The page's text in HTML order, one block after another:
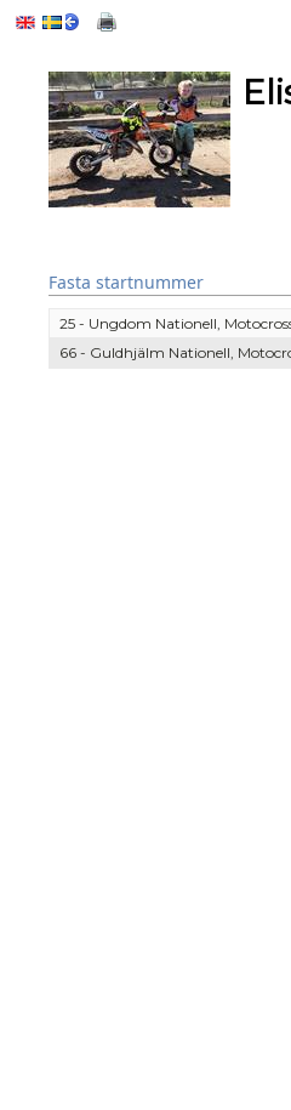
Fasta startnummer
25 - Ungdom Nationell,
66 - Guldhjälm Nationell,